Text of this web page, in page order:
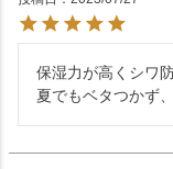
保湿力が高くシワ
夏でもベタつかず